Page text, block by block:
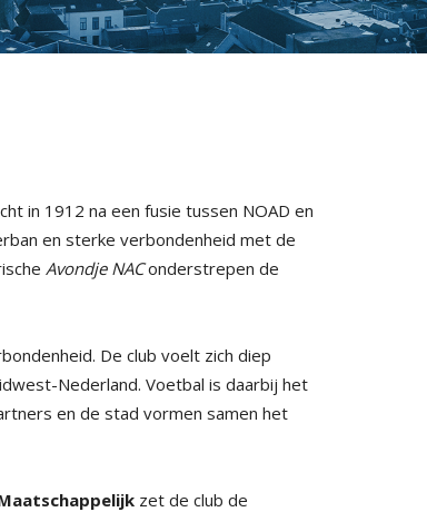
in 1912 na een fusie tussen NOAD en
en sterke verbondenheid met de
Avondje NAConderstrepen de
De club voelt zich diep
Nederland. Voetbal is daarbij het
en de stad vormen samen het
zet de club de